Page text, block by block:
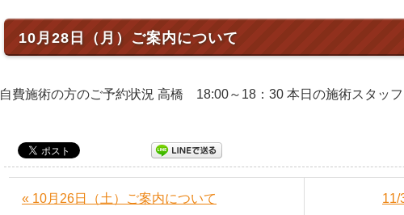
10月28日（月）ご案内について
自費施術の方のご予約状況 高橋 18:00～18：30 本日の施術スタッ
« 10月26日（土）ご案内について 11/